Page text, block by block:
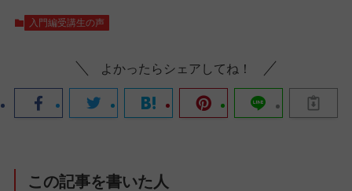
入門編受講生の声
よかったらシェアしてね！
この記事を書いた人